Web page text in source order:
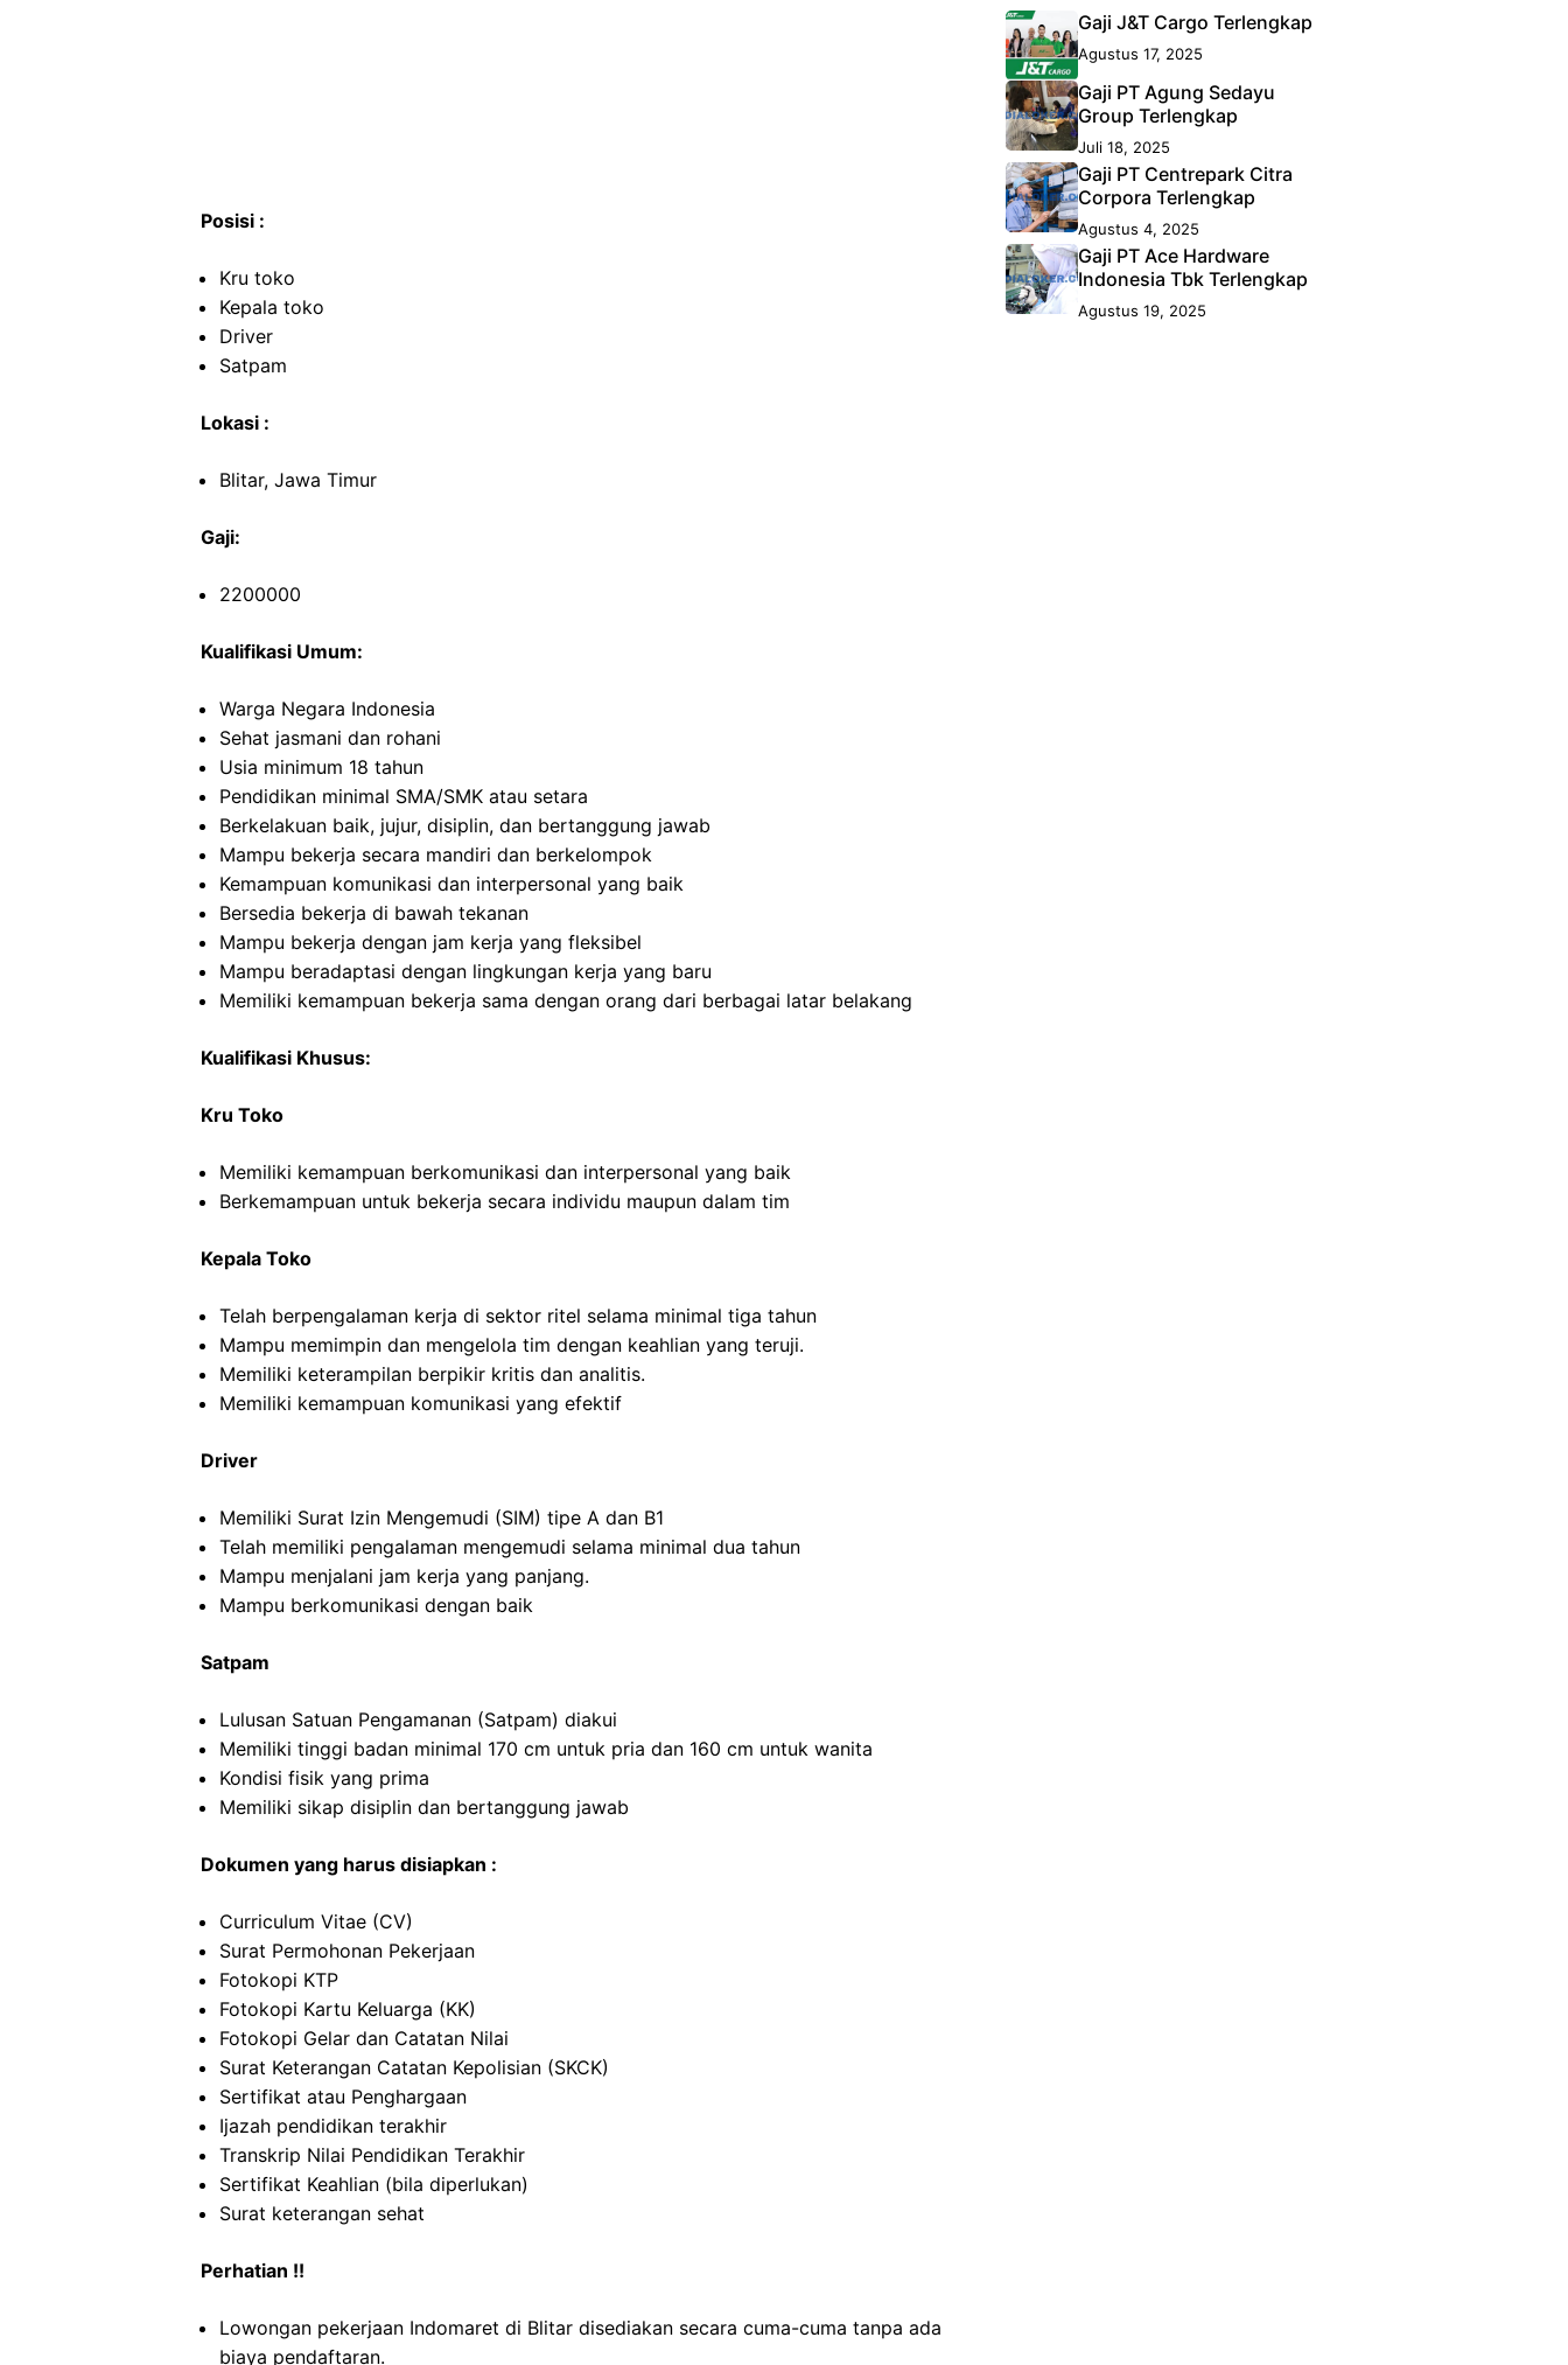
Posisi :
Kru toko
Kepala toko
Driver
Satpam
Lokasi :
Blitar, Jawa Timur
Gaji:
2200000
Kualifikasi Umum:
Warga Negara Indonesia
Sehat jasmani dan rohani
Usia minimum 18 tahun
Pendidikan minimal SMA/SMK atau setara
Berkelakuan baik, jujur, disiplin, dan bertanggung jawab
Mampu bekerja secara mandiri dan berkelompok
Kemampuan komunikasi dan interpersonal yang baik
Bersedia bekerja di bawah tekanan
Mampu bekerja dengan jam kerja yang fleksibel
Mampu beradaptasi dengan lingkungan kerja yang baru
Memiliki kemampuan bekerja sama dengan orang dari berbagai latar belakang
Kualifikasi Khusus:
Kru Toko
Memiliki kemampuan berkomunikasi dan interpersonal yang baik
Berkemampuan untuk bekerja secara individu maupun dalam tim
Kepala Toko
Telah berpengalaman kerja di sektor ritel selama minimal tiga tahun
Mampu memimpin dan mengelola tim dengan keahlian yang teruji.
Memiliki keterampilan berpikir kritis dan analitis.
Memiliki kemampuan komunikasi yang efektif
Driver
Memiliki Surat Izin Mengemudi (SIM) tipe A dan B1
Telah memiliki pengalaman mengemudi selama minimal dua tahun
Mampu menjalani jam kerja yang panjang.
Mampu berkomunikasi dengan baik
Satpam
Lulusan Satuan Pengamanan (Satpam) diakui
Memiliki tinggi badan minimal 170 cm untuk pria dan 160 cm untuk wanita
Kondisi fisik yang prima
Memiliki sikap disiplin dan bertanggung jawab
Dokumen yang harus disiapkan :
Curriculum Vitae (CV)
Surat Permohonan Pekerjaan
Fotokopi KTP
Fotokopi Kartu Keluarga (KK)
Fotokopi Gelar dan Catatan Nilai
Surat Keterangan Catatan Kepolisian (SKCK)
Sertifikat atau Penghargaan
Ijazah pendidikan terakhir
Transkrip Nilai Pendidikan Terakhir
Sertifikat Keahlian (bila diperlukan)
Surat keterangan sehat
Perhatian !!
Lowongan pekerjaan Indomaret di Blitar disediakan secara cuma-cuma tanpa ada
biaya pendaftaran.
Gaji J&T Cargo Terlengkap
Agustus 17, 2025
Gaji PT Agung Sedayu
Group Terlengkap
Juli 18, 2025
Gaji PT Centrepark Citra
Corpora Terlengkap
Agustus 4, 2025
Gaji PT Ace Hardware
Indonesia Tbk Terlengkap
Agustus 19, 2025